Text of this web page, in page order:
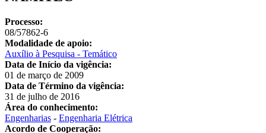
Processo:
08/57862-6
Modalidade de apoio:
Auxílio à Pesquisa - Temático
Data de Início da vigência:
01 de março de 2009
Data de Término da vigência:
31 de julho de 2016
Área do conhecimento:
Engenharias - Engenharia Elétrica
Acordo de Cooperação: